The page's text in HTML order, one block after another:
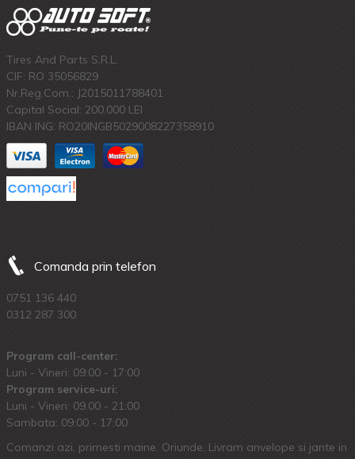
Tires And Parts S.R.L.
CIF: RO 35056829
Nr.Reg.Com.: J2015011788401
Capital Social: 200.000 LEI
IBAN ING: RO20INGB5029008227358910
Comanda prin telefon
0751 136 440
0312 287 300
Program call-center:
Luni - Vineri: 09:00 - 17:00
Program service-uri:
Luni - Vineri: 09.00 - 21:00
Sambata: 09:00 - 17:00
Comanzi azi, primesti maine. Oriunde. Livram anvelope si jante in